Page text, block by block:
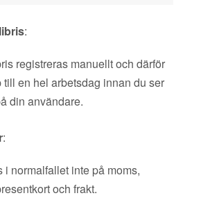
:
registreras manuellt och därför
till en hel arbetsdag innan du ser
din användare.
:
i normalfallet inte på moms,
och frakt.